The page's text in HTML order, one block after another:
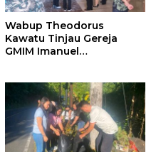
Wabup Theodorus
Kawatu Tinjau Gereja
GMIM Imanuel
Sampaikan Dukungan
bagi Jemaat